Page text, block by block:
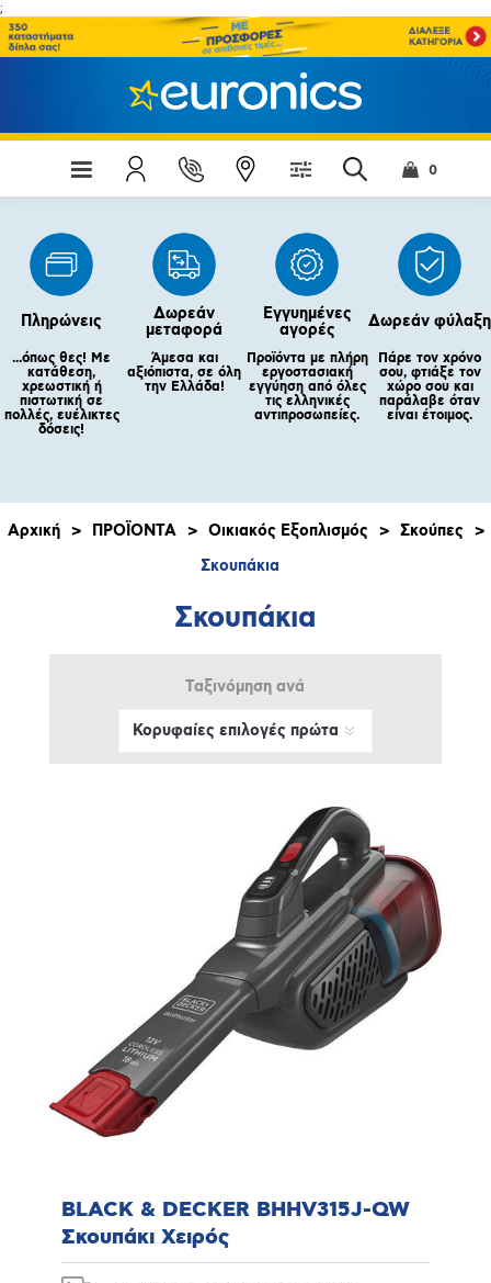
;
0
Πληρώνεις
...όπως θες! Με
κατάθεση,
χρεωστική ή
πιστωτική σε
πολλές, ευέλικτες
δόσεις!
Δωρεάν
μεταφορά
Άμεσα και
αξιόπιστα, σε όλη
την Ελλάδα!
Εγγυημένες
αγορές
Προϊόντα με πλήρη
εργοστασιακή
εγγύηση από όλες
τις ελληνικές
αντιπροσωπείες.
Δωρεάν φύλαξη
Πάρε τον χρόνο
σου, φτιάξε τον
χώρο σου και
παράλαβε όταν
είναι έτοιμος.
Αρχική > ΠΡΟΪΟΝΤΑ > Οικιακός Εξοπλισμός > Σκούπες
>
Σκουπάκια
Σκουπάκια
Ταξινόμηση ανά
BLACK & DECKER BHHV315J-QW
Σκουπάκι Χειρός